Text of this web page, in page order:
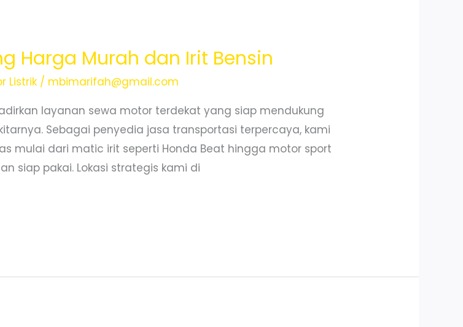
Harga Murah dan Irit Bensin
Listrik / mbimarifah@gmail.com
layanan sewa motor terdekat yang siap mendukung
Sebagai penyedia jasa transportasi terpercaya, kami
mulai dari matic irit seperti Honda Beat hingga motor sport
siap pakai. Lokasi strategis kami di